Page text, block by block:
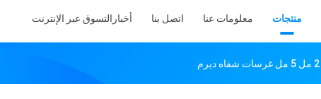
منتجات معلومات عنا اتصل بنا أخبار التسوق عبر الإنترنت